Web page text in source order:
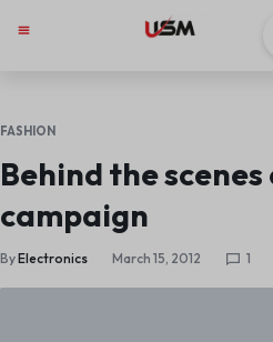
FASHION
Behind the
campaign
ByElectronics March 15, 2012 1